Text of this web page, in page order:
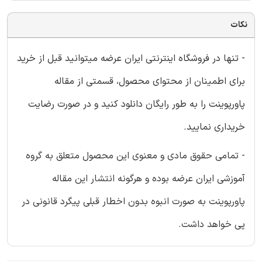
نکات
- تنها در فروشگاه اینترنتی ایران عرضه میتوانید قبل از خرید
برای اطمینان از محتوای محصول، قسمتی از مقاله
پاورپوینت را به طور رایگان دانلود کنید و در صورت رضایت
خریداری نمایید.
- تمامی حقوق مادی و معنوی این محصول متعلق به گروه
آموزشی ایران عرضه بوده و هرگونه انتشار این مقاله
پاورپوینت به صورت انبوه بدون اخطار قبلی پیگرد قانونی در
پی خواهد داشت.